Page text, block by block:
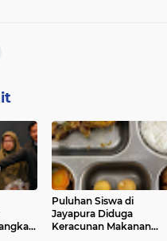
Puluhan Siswa di
Jayapura Diduga
Keracunan Makanan